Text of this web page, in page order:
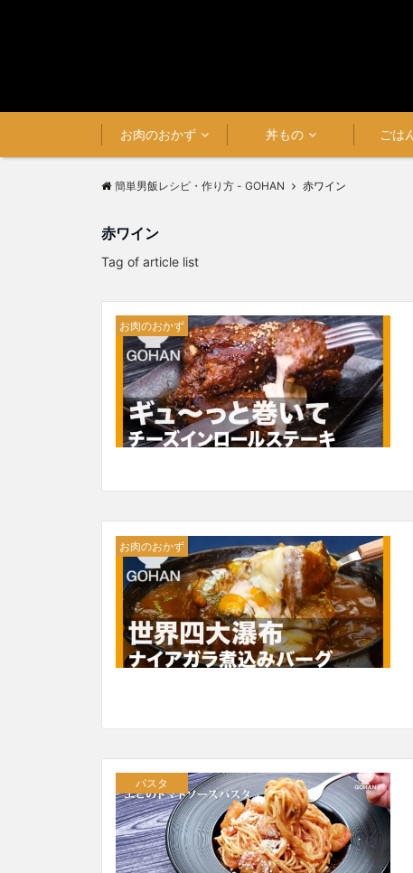
お肉のおかず 丼もの ごは
簡単男飯レシピ・作り方 - GOHAN 赤ワイン
赤ワイン
Tag of article list
お肉のおかず
お肉のおかず
パスタ